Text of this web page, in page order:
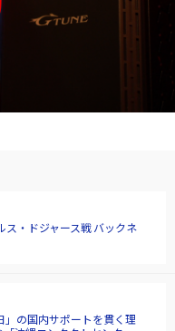
・ドジャース戦 バックネ
」の国内サポートを貫く理